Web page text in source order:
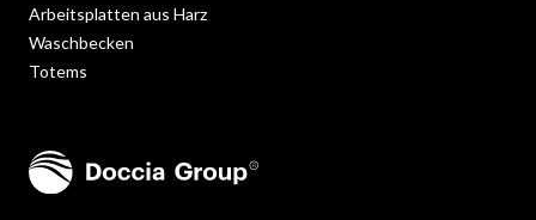
Arbeitsplatten aus Harz
Waschbecken
Totems